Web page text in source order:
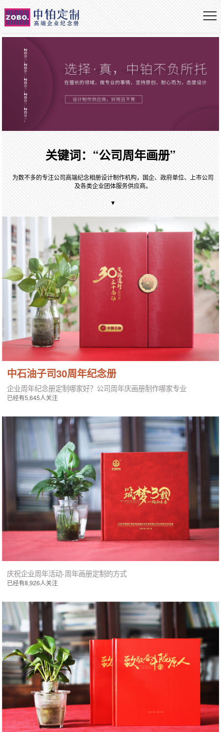
关键词：“公司周年画册”
为数不多的专注公司高端纪念相册设计制作机构，国企、政府单位、上市公司
及各类企业团体服务供应商。
▼
中石油子司30周年纪念册
企业周年纪念册定制哪家好？公司周年庆画册制作哪家专业
已经有5,645人关注
庆祝企业周年活动-周年画册定制的方式
已经有8,926人关注